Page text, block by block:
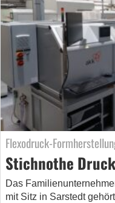
Flexodruck-
Stichnothe
Das
mit Sitz in Sarstedt